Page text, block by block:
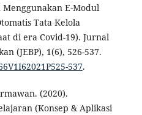
E-Modul
Tata Kelola
di era Covid-19). Jurnal
(JEBP), 1(6), 526-537.
537.
(2020).
(Konsep & Aplikasi